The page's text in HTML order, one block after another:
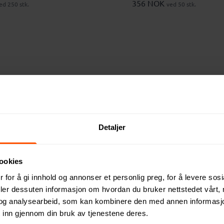
Detaljer
for å gi innhold og annonser et personlig preg, for å levere
dessuten informasjon om hvordan du bruker nettstedet vårt,
analysearbeid, som kan kombinere den med annen
gjennom din bruk av tjenestene deres.
250 stk. 356 NOK ved 50 stk.
Aluminium High
Lommelykt til Bil
50 stk.
GearX RCS Resirkulert
oppladbar Tung 10 W
465 NOK ved 50 stk.